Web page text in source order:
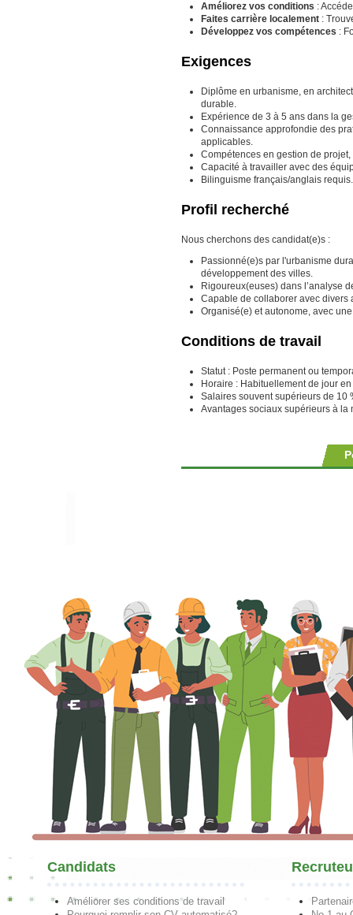
Améliorez vos conditions :
Faites carrière localement :
Développez vos compétences :
Exigences
Diplôme en urbanisme, en
durable.
Expérience de 3 à 5 ans dans la
Connaissance approfondie des
applicables.
Compétences en gestion de
Capacité à travailler avec des
Bilinguisme français/anglais requis.
Profil recherché
Nous cherchons des candidat(e)s :
Passionné(e)s par l'urbanisme
développement des villes.
Rigoureux(euses) dans l’analyse
Capable de collaborer avec divers
Organisé(e) et autonome, avec
Conditions de travail
Statut : Poste permanent ou
Horaire : Habituellement de jour
Salaires souvent supérieurs de 10
Avantages sociaux supérieurs à la
Candidats
Améliorer ses conditions de travail